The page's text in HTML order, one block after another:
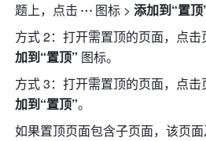
题上，点击
图标 > 添加到“置顶
方式 2：打开需置顶的页面，点
加到“置顶” 图标。
方式 3：打开需置顶的页面，点击
加到“置顶”。
如果置顶页面包含子页面，该页